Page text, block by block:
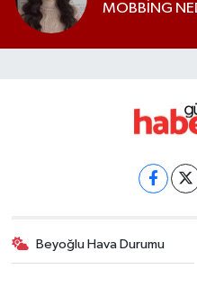
MOBBİNG
Beyoğlu Hava Durumu